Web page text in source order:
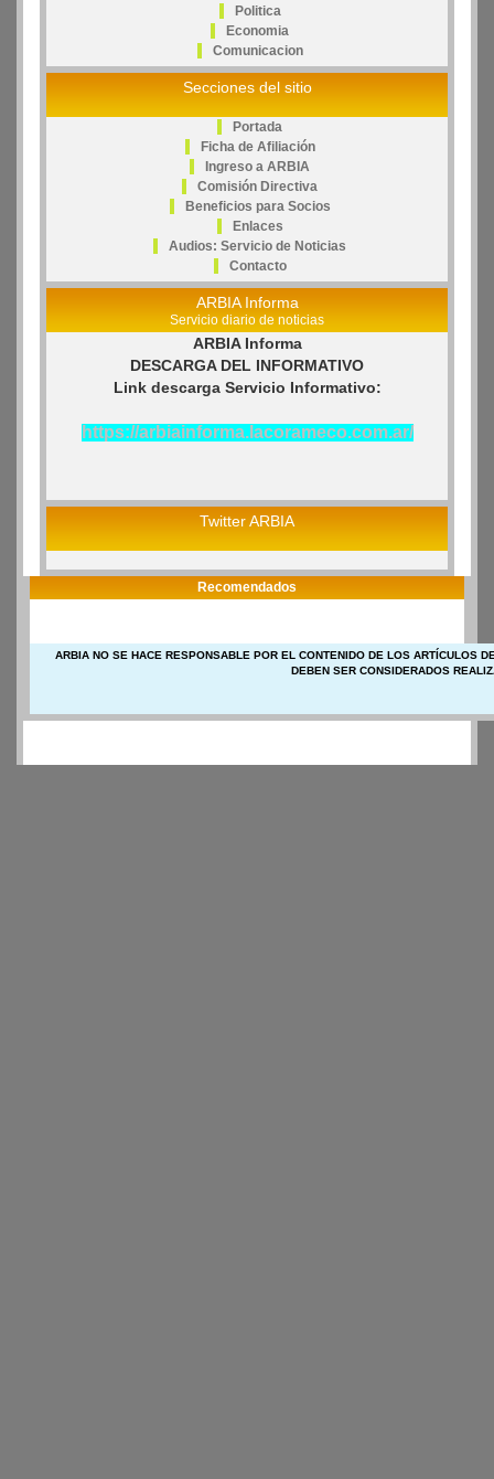
Politica
Economia
Comunicacion
Secciones del sitio
Portada
Ficha de Afiliación
Ingreso a ARBIA
Comisión Directiva
Beneficios para Socios
Enlaces
Audios: Servicio de Noticias
Contacto
ARBIA Informa
Servicio diario de noticias
ARBIA Informa
DESCARGA DEL INFORMATIVO
Link descarga Servicio Informativo:
https://arbiainforma.lacorameco.com.ar/
Twitter ARBIA
Recomendados
ARBIA NO SE HACE RESPONSABLE POR EL CONTENIDO DE LOS ARTÍCULOS
DEBEN SER CONSIDERADOS